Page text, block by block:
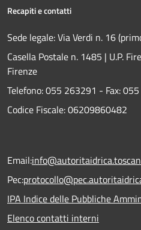
Recapiti e contatti
Sede legale: Via Verdi n. 16
Casella Postale n. 1485 | U.P.
Firenze
Telefono:055 263291 - Fax:
Codice Fiscale: 06209860482
Email:
Pec:
IPA Indice delle Pubbliche
Elenco contatti interni